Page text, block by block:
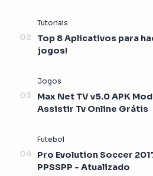
Top 8 Aplicativos para
jogos!
Max Net TV v5.0 APK
Assistir Tv Online Grátis
Pro Evolution Soccer
PPSSPP - Atualizado